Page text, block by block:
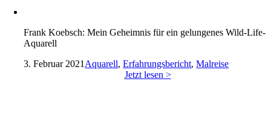
Frank Koebsch: Mein Geheimnis für ein gelungenes Wild-Life-
Aquarell
3. Februar 2021 Aquarell,Erfahrungsbericht,Malreise
Jetzt lesen >